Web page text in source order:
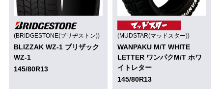
(BRIDGESTONE(ブリヂストン))
BLIZZAK WZ-1 ブリザック
WZ-1
145/80R13
(MUDSTAR(マッドスター))
WANPAKU M/T WHITE
LETTER ワンパクM/T ホワ
イトレター
145/80R13